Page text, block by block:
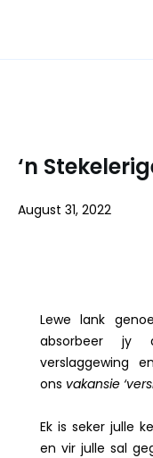
‘n
August 31, 2022
Lewe lank
absorbeer jy
verslaggewing
ons vakansie
Ek is seker julle
en vir julle sal